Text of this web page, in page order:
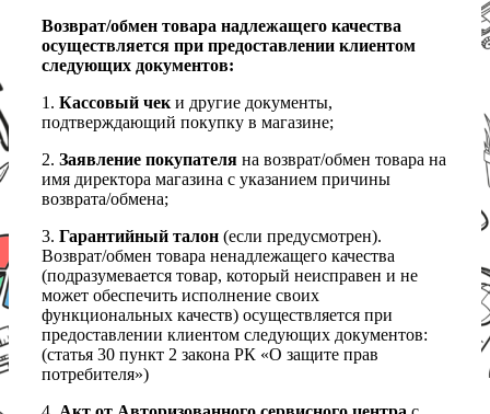
Возврат/обмен товара надлежащего качества
осуществляется при предоставлении клиентом
следующих документов:
1. Кассовый чеки другие документы,
подтверждающий покупку в магазине;
2. Заявление покупателя на возврат/обмен товара на
имя директора магазина с указанием причины
возврата/обмена;
3. Гарантийный талон (если предусмотрен).
Возврат/обмен товара ненадлежащего качества
(подразумевается товар, который неисправен и не
может обеспечить исполнение своих
функциональных качеств) осуществляется при
предоставлении клиентом следующих документов:
(статья 30 пункт 2 закона РК «О защите прав
потребителя»)